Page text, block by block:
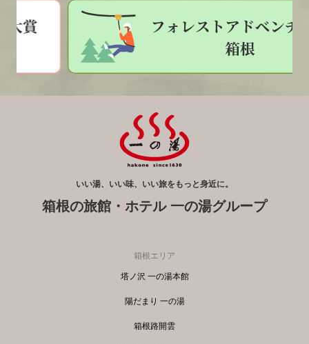
いい湯、いい味、いい旅をもっと身近に。
箱根の旅館・ホテル 一の湯グループ
箱根エリア
塔ノ沢 一の湯本館
陽だまり 一の湯
箱根路開雲